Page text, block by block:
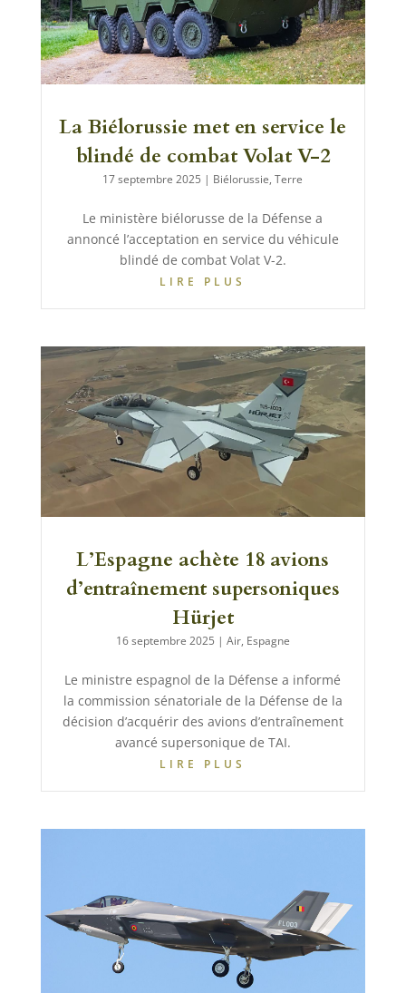
La Biélorussie met en service le
blindé de combat Volat V-2
17 septembre 2025 | Biélorussie,Terre
Le ministère biélorusse de la Défense a
annoncé l’acceptation en service du véhicule
blindé de combat Volat V-2.
LIRE PLUS
L’Espagne achète 18 avions
d’entraînement supersoniques
Hürjet
16 septembre 2025 | Air, Espagne
Le ministre espagnol de la Défense a informé
la commission sénatoriale de la Défense de la
décision d’acquérir des avions d’entraînement
avancé supersonique de TAI.
LIRE PLUS